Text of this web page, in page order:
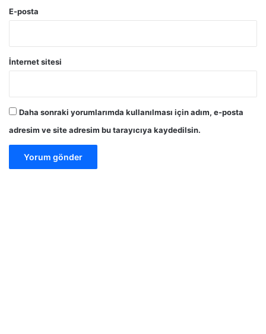
E-posta
İnternet sitesi
Daha sonraki yorumlarımda kullanılması için adım, e-posta
adresim ve site adresim bu tarayıcıya kaydedilsin.